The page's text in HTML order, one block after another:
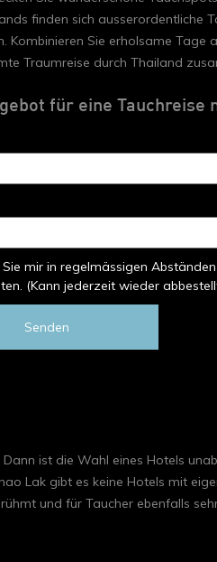
finden sich ausserordentliche
Sie erholsame
Traumreise durch Thailand
für eine Tauchreise
Sie mir in regelmässigen
(Kann jederzeit wieder
Senden
ist die Wahl eines Hotels
Lak gibt es keine Hotels mit
und für Taucher ebenfalls